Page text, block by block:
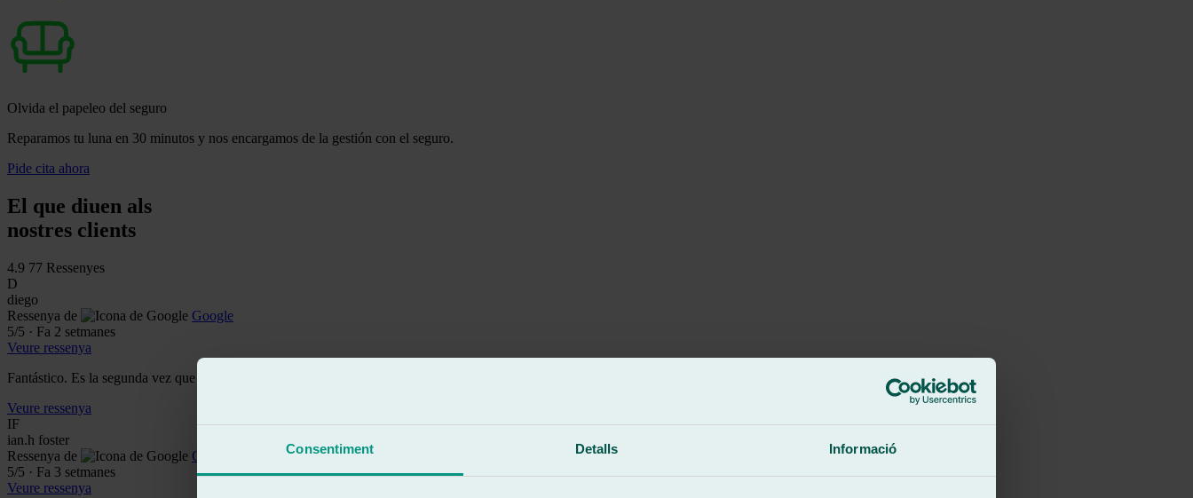
Consentiment Detalls Informació
Olvida el papeleo del seguro
Reparamos tu luna en 30 minutos y nos encargamos de la gestión con el seguro.
Pide cita ahora
El que diuen als
nostres clients
4.9 77 Ressenyes
D
diego
Ressenya de
Google
5/5 · Fa 2 setmanes
Veure ressenya
Fantástico. Es la segunda vez que cambio el cristal delantero de mi coche con ellos. Trato profesional, rápido, eficiente y buena gestión.
Veure ressenya
IF
ian.h foster
Ressenya de
Google
5/5 · Fa 3 setmanes
Veure ressenya